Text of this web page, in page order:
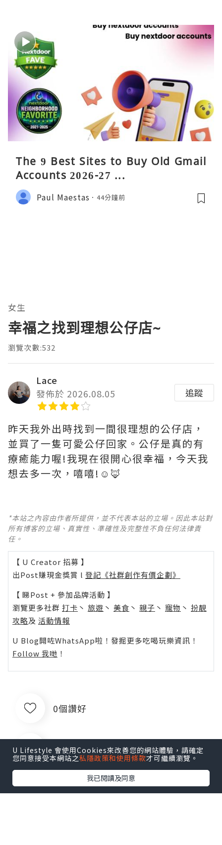
The 9 Best Sites to Buy Old Gmail
Accounts 2026-27 ...
Paul Maestas 44分鐘前
女生
幸福之找到理想公仔店~
瀏覽次數:532
Lace
發佈於 2026.08.05
追蹤
昨天我外出時找到一間很理想的公仔店，
並買了一隻可愛公仔回家。公仔是真的有
療癒能力喔!我現在很開心很幸福，今天我
想去多一次，嘻嘻!☺️🦊
*本站之內容由作者所提供，並不代表本站的立場。因此本站對
所有博客的立場、真實性、準確性及完整性不負任何法律責
任。
【 U Creator 招募 】
出Post賺現金獎賞 l 登記《社群創作有價企劃》
【 睇Post + 參加品牌活動 】
瀏覽更多社群 打卡 丶 旅遊 丶 美食 丶 親子 丶 寵物 丶 扮靚
攻略及 活動情報
U Blog開咗WhatsApp啦！發掘更多吃喝玩樂資訊！
Follow 我哋 ！
0個讚好
收藏
U Lifestyle 會使用Cookies來改善您的網站體驗，請確定
您同意接受本網站之私隱政策和使用條款才可繼續瀏覽。
我已閱讀及同意